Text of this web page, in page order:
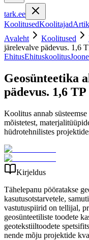
tark.ee
KoolitusedKoolitajad
Avaleht
Koolitused
järelevalve pädevus. 1,6
EhitusEhituskoolitus
Geosünteetika
pädevus. 1,6 TP
Koolitus annab
mõistetest,
hüdrotehnilistes
Kirjeldus
Tähelepanu pööratakse
kasutusotstarvetele,
vastutuspiirid on tellijal,
geosünteetiliste toodete
geotekstiiltoodete
nende mõju projektide